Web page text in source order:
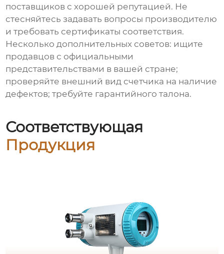
поставщиков с хорошей репутацией. Не
стесняйтесь задавать вопросы производителю
и требовать сертификаты соответствия.
Несколько дополнительных советов: ищите
продавцов с официальными
представительствами в вашей стране;
проверяйте внешний вид счетчика на наличие
дефектов; требуйте гарантийного талона.
Соответствующая
Продукция